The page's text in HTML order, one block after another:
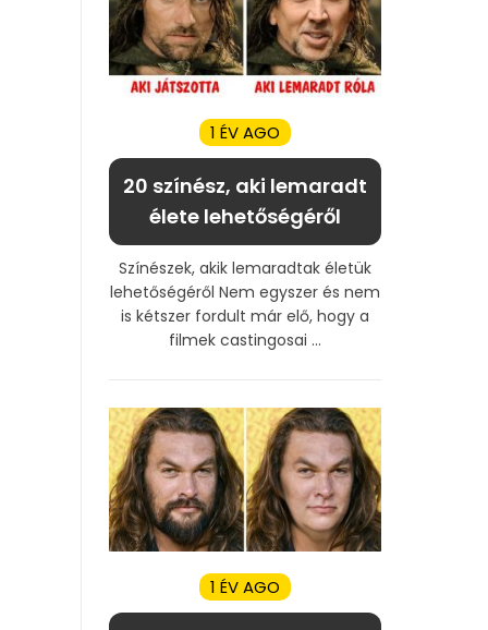
1 ÉV AGO
20 színész, aki lemaradt
élete lehetőségéről
Színészek, akik lemaradtak életük
lehetőségéről Nem egyszer és nem
is kétszer fordult már elő, hogy a
filmek castingosai ...
1 ÉV AGO